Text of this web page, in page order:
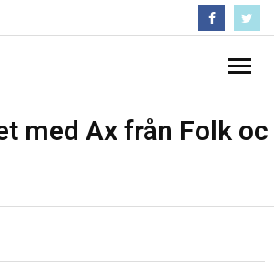
med Ax från Folk oc